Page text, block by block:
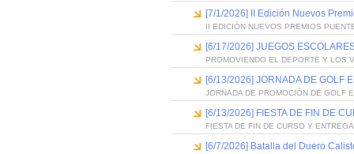
[7/1/2026] II Edición Nuevos
II EDICIÓN NUEVOS PREMIOS
[6/17/2026] JUEGOS
PROMOVIENDO EL DEPORTE Y LOS
[6/13/2026] JORNADA DE GOLF
JORNADA DE PROMOCIÓN DE GOLF
[6/13/2026] FIESTA DE FIN DE
FIESTA DE FIN DE CURSO Y
[6/7/2026] Batalla del Duero